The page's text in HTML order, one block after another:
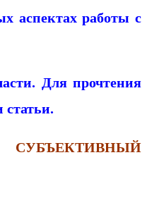
аспектах работы с
Для прочтения
статьи.